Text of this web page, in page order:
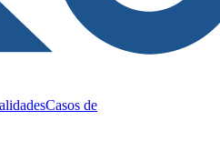
Casos de